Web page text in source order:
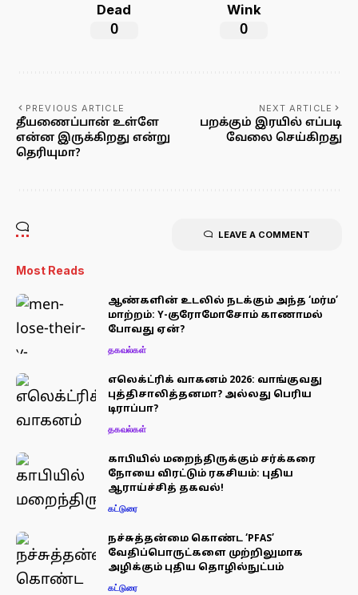
Dead
0
Wink
0
PREVIOUS ARTICLE
தீயணைப்பான் உள்ளே
என்ன இருக்கிறது என்று
தெரியுமா?
NEXT ARTICLE
பறக்கும் இரயில் எப்படி
வேலை செய்கிறது
LEAVE A COMMENT
Most Reads
ஆண்களின் உடலில் நடக்கும் அந்த ‘மர்ம’
மாற்றம்: Y-குரோமோசோம் காணாமல்
போவது ஏன்?
தகவல்கள்
எலெக்ட்ரிக் வாகனம் 2026: வாங்குவது
புத்திசாலித்தனமா? அல்லது பெரிய
டிராப்பா?
தகவல்கள்
காபியில் மறைந்திருக்கும் சர்க்கரை
நோயை விரட்டும் ரகசியம்: புதிய
ஆராய்ச்சித் தகவல்!
கட்டுரை
நச்சுத்தன்மை கொண்ட ‘PFAS’
வேதிப்பொருட்களை முற்றிலுமாக
அழிக்கும் புதிய தொழில்நுட்பம்
கட்டுரை